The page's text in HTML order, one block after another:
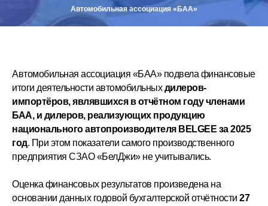
Автомобильная ассоциация «БАА»
Автомобильная ассоциация «БАА» подвела финансовые
итоги деятельности автомобильныхдилеров-
импортёров, являвшихся в отчётном году членами
БАА, и дилеров, реализующих продукцию
национального автопроизводителя BELGEE за 2025
год. При этом показатели самого производственного
предприятия СЗАО «БелДжи» не учитывались.
Оценка финансовых результатов произведена на
основании данных годовой бухгалтерской отчётности 27